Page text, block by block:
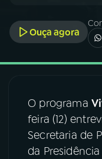
A RÁDIO
03
04PROGRAMAS
PODCASTS
Ouça agora
O programa
feira (12)
Secretaria de
da